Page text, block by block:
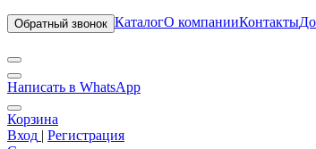
Обратный звонок КаталогО компанииКонтакты
Написать в WhatsApp
Корзина
Вход | Регистрация